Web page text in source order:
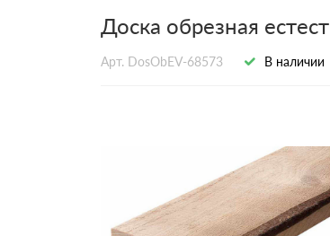
Доска
Доска обрезная
Арт. DosObEV-68573 В наличии